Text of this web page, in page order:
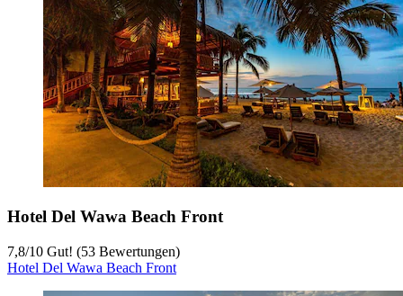
Hotel Del Wawa Beach Front
7,8/10 Gut! (53 Bewertungen)
Hotel Del Wawa Beach Front